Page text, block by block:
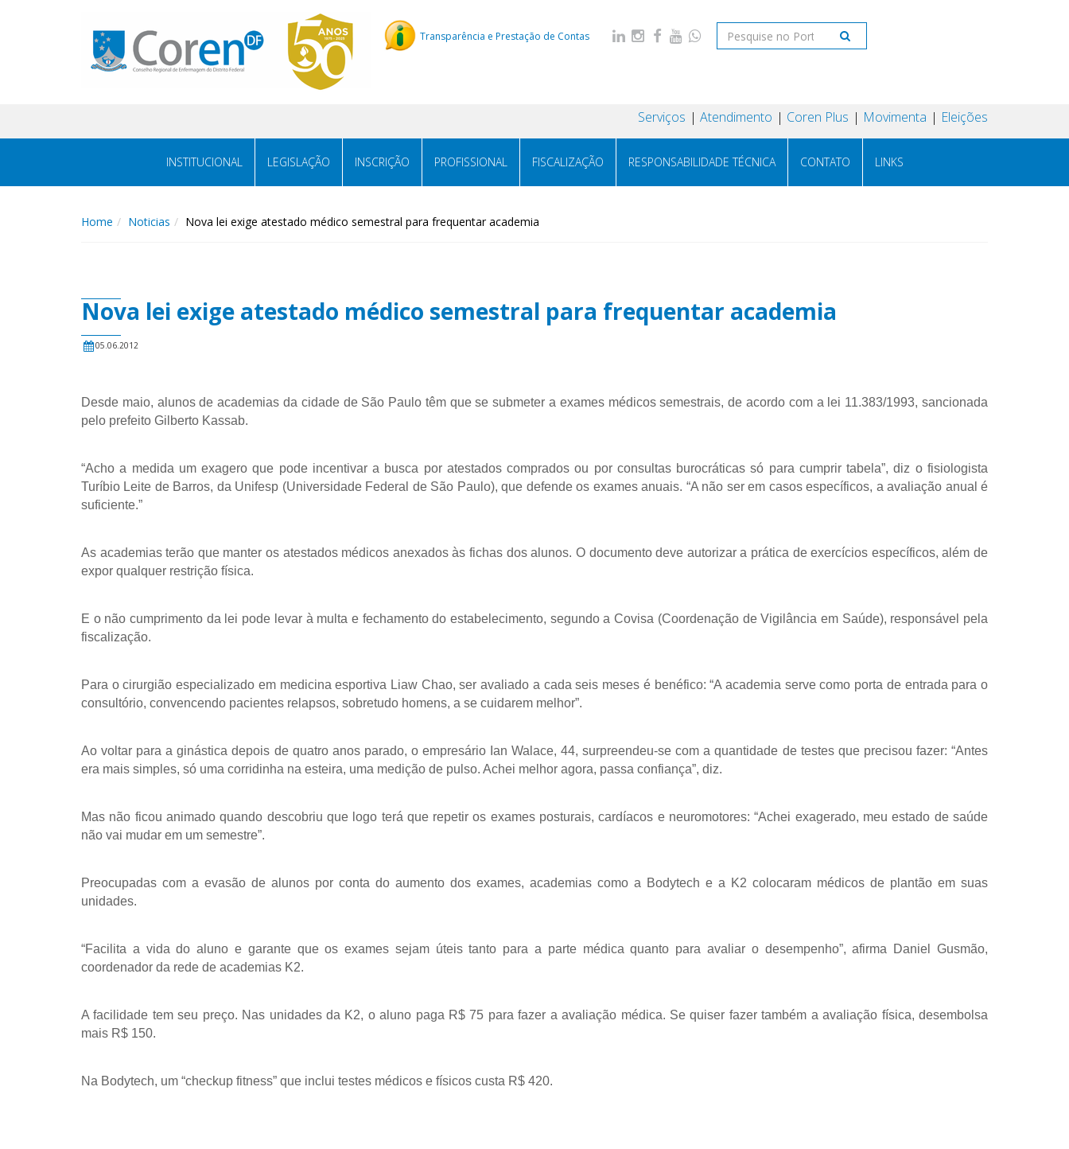
Transparência e Prestação de Contas
Serviços Atendimento Coren Plus Movimenta Eleições
INSTITUCIONAL LEGISLAÇÃO INSCRIÇÃO PROFISSIONAL FISCALIZAÇÃO RESPONSABILIDADE TÉCNICA CONTATO LINKS
Home Noticias Nova lei exige atestado médico semestral para frequentar academia
Nova lei exige atestado médico semestral para frequentar academia
05.06.2012
Desde maio, alunos de academias da cidade de São Paulo têm que se submeter a exames médicos semestrais, de acordo com a lei 11.383/1993, sancionada
pelo prefeito Gilberto Kassab.
“Acho a medida um exagero que pode incentivar a busca por atestados comprados ou por consultas burocráticas só para cumprir tabela”, diz o fisiologista
Turíbio Leite de Barros, da Unifesp (Universidade Federal de São Paulo), que defende os exames anuais. “A não ser em casos específicos, a avaliação anual é
suficiente.”
As academias terão que manter os atestados médicos anexados às fichas dos alunos. O documento deve autorizar a prática de exercícios específicos, além de
expor qualquer restrição física.
E o não cumprimento da lei pode levar à multa e fechamento do estabelecimento, segundo a Covisa (Coordenação de Vigilância em Saúde), responsável pela
fiscalização.
Para o cirurgião especializado em medicina esportiva Liaw Chao, ser avaliado a cada seis meses é benéfico: “A academia serve como porta de entrada para o
consultório, convencendo pacientes relapsos, sobretudo homens, a se cuidarem melhor”.
Ao voltar para a ginástica depois de quatro anos parado, o empresário Ian Walace, 44, surpreendeu-se com a quantidade de testes que precisou fazer: “Antes
era mais simples, só uma corridinha na esteira, uma medição de pulso. Achei melhor agora, passa confiança”, diz.
Mas não ficou animado quando descobriu que logo terá que repetir os exames posturais, cardíacos e neuromotores: “Achei exagerado, meu estado de saúde
não vai mudar em um semestre”.
Preocupadas com a evasão de alunos por conta do aumento dos exames, academias como a Bodytech e a K2 colocaram médicos de plantão em suas
unidades.
“Facilita a vida do aluno e garante que os exames sejam úteis tanto para a parte médica quanto para avaliar o desempenho”, afirma Daniel Gusmão,
coordenador da rede de academias K2.
A facilidade tem seu preço. Nas unidades da K2, o aluno paga R$ 75 para fazer a avaliação médica. Se quiser fazer também a avaliação física, desembolsa
mais R$ 150.
Na Bodytech, um “checkup fitness” que inclui testes médicos e físicos custa R$ 420.